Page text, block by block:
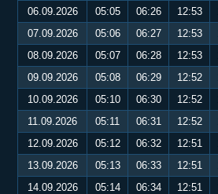
06.09.2026
05:05 06:26 12:53
07.09.2026
05:06 06:27 12:53
08.09.2026
05:07 06:28 12:53
09.09.2026
05:08 06:29 12:52
10.09.2026
05:10 06:30 12:52
11.09.2026
05:11 06:31 12:52
12.09.2026
05:12 06:32 12:51
13.09.2026
05:13 06:33 12:51
14.09.2026
05:14 06:34 12:51